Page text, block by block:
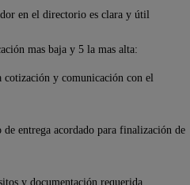
en el directorio es clara y útil
mas baja y 5 la mas alta:
y comunicación con el
entrega acordado para finalización de
y documentación requerida